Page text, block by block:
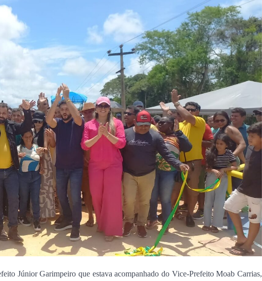
Júnior Garimpeiro que estava acompanhado do Vice-Prefeito Moab Carrias,